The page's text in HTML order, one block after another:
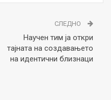
СЛЕДНО
Научeн тим ја откри
тајната на создавањето
на идентични близнаци